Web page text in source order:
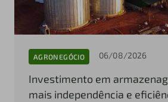
AGRONEGÓCIO 06/08/2026
Investimento em
mais independência e